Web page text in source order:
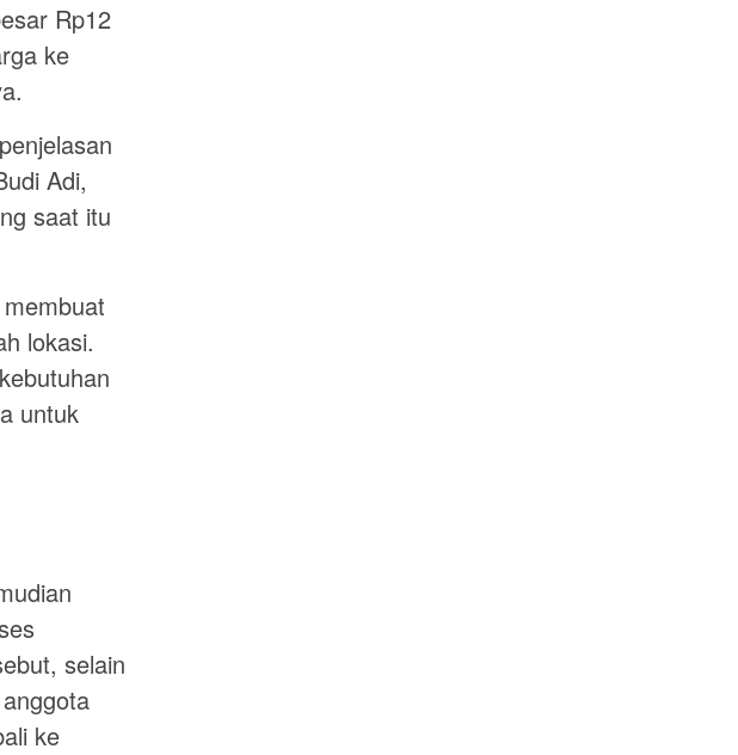
Rp12
ke
Adi,
saat itu
lokasi.
untuk
selain
ke